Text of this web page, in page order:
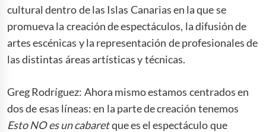
cultural dentro de las Islas Canarias en la que se
promueva la creación de espectáculos, la difusión de
artes escénicas y la representación de profesionales de
las distintas áreas artísticas y técnicas.
Greg Rodríguez: Ahora mismo estamos centrados en
dos de esas líneas: en la parte de creación tenemos
Esto NO esuncabaretque es el espectáculo que